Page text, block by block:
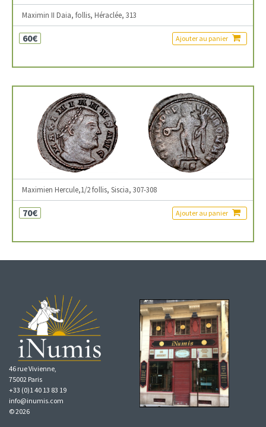
Maximin II Daia, follis, Héraclée, 313
60€ Ajouter au panier
Maximien Hercule,1/2 follis, Siscia, 307-308
70€ Ajouter au panier
46 rue Vivienne,
75002 Paris
+33 (0)1 40 13 83 19
info@inumis.com
© 2026